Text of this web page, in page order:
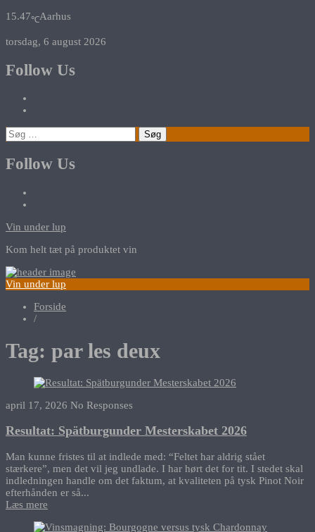
15.47℃Aarhus
torsdag, 6 august 2026
Follow Us
Søg
efter:
Follow Us
Vin under lup
Kom helt tæt på produktet vin
Vin under lup
Forside
/
Tag: par les deux
april 17, 2026 No Responses
Resultat: Spätburgunder Mesterskabet 2026
Man kunne fristes til at indlede med: “Feltet har aldrig stået
stærkere”, men det vil jeg undlade. I har hørt det for tit. I stedet skal
indledningen handle om det faktum, at kvaliteten på tysk Pinot Noir
efterhånden er så...
Læs mere